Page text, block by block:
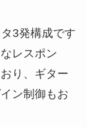
3発構成です
レスポン
り、ギター
ン制御もお